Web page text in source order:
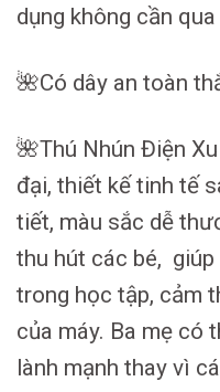
dụng không cần
🌺Có dây an toàn
🌺Thú Nhún Điện
đại, thiết kế tinh tế
tiết, màu sắc dễ
thu hút các bé,
trong học tập, cảm
của máy. Ba mẹ có
lành mạnh thay vì